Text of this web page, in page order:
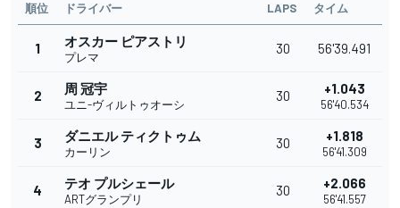
順位 ドライバー LAPS タイム
1 オスカー ピアストリ
プレマ
30 56'39.491
2 周 冠宇
ユニ-ヴィルトゥオーシ
30 +1.043
56'40.534
3 ダニエル ティクトゥム
カーリン
30 +1.818
56'41.309
4 テオ プルシェール
ARTグランプリ
30 +2.066
56'41.557